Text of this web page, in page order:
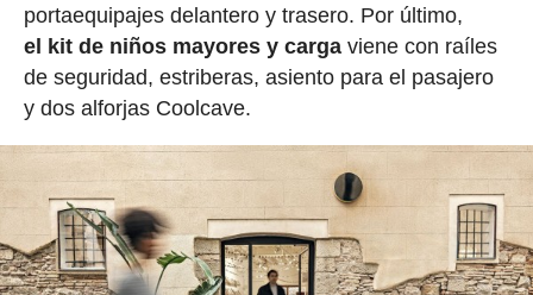
portaequipajes delantero y trasero. Por último,
el kit de niños mayores y carga viene con raíles
de seguridad, estriberas, asiento para el pasajero
y dos alforjas Coolcave.